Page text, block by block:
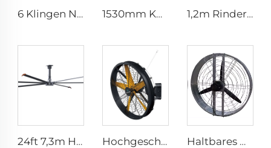
6 Klingen Neues Design Kommerzieller Deckenventilator mit AC-Motor 1530mm Kuhstall galvanisierter industrieller rostfreier Stahlwandlüfter, Ventilations-Abluftlüfter 1,2m Rinderstall Ventilation Treibhauslüfter Milchvieh Abgase Lüfter Kuhstall Abgase
24ft 7,3m HVLS Ventilator Großes Ass großes Ventilatorkonstrukt Elektrischer Industrie-Deckenbarnventilator Hochgeschwindigkeits-Wandmontage-Industriefans für Lagerhallen, hohe Qualität mit 220V-Motor für Fertigungsbetriebe, Restaurants, Bauernhöfe und Hotels Haltbares Material, großes Volumen, Fabrikpreis, hohe Qualität, 950mm runder wandmontierter Lüftungsventilator für Kuhställe